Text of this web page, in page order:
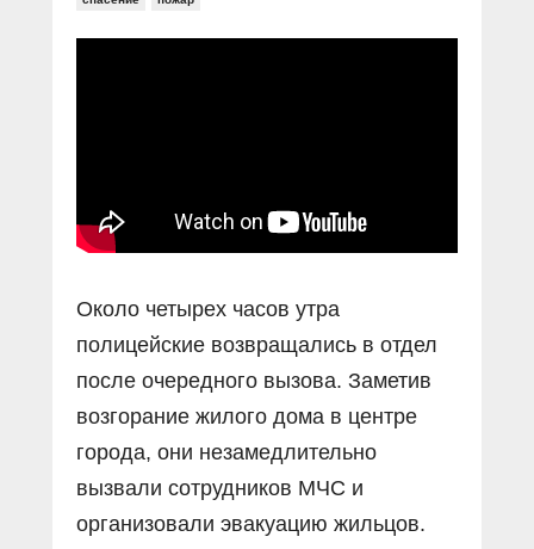
Социальные ролики
Прямой разговор
В знании сила
Газета «Щит и меч»
О ПОРТАЛЕ
Около четырех часов утра
полицейские возвращались в отдел
после очередного вызова. Заметив
возгорание жилого дома в центре
города, они незамедлительно
вызвали сотрудников МЧС и
организовали эвакуацию жильцов.